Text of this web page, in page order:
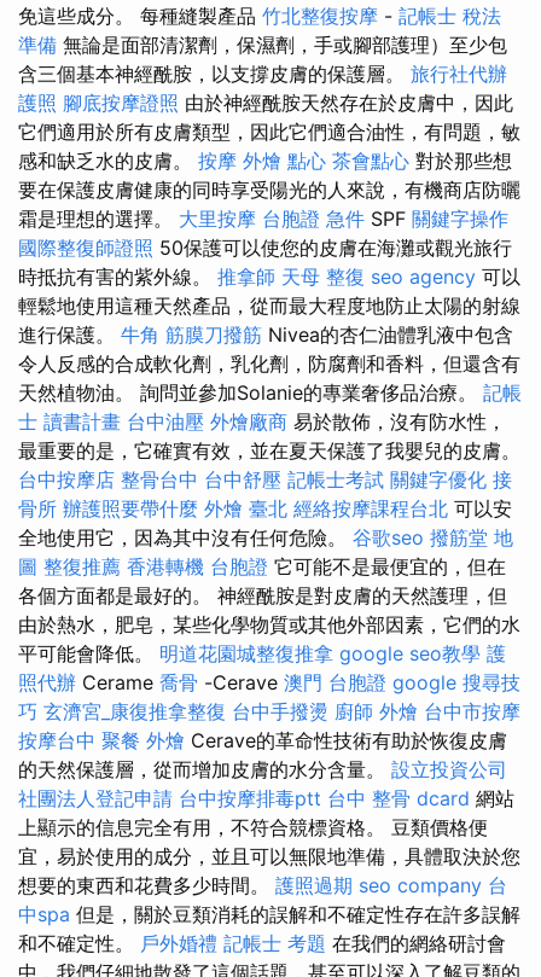
免這些成分。 每種縫製產品 竹北整復按摩 - 記帳士 稅法
準備 無論是面部清潔劑，保濕劑，手或腳部護理）至少包
含三個基本神經酰胺，以支撐皮膚的保護層。 旅行社代辦
護照 腳底按摩證照 由於神經酰胺天然存在於皮膚中，因此
它們適用於所有皮膚類型，因此它們適合油性，有問題，敏
感和缺乏水的皮膚。 按摩 外燴 點心 茶會點心 對於那些想
要在保護皮膚健康的同時享受陽光的人來說，有機商店防曬
霜是理想的選擇。 大里按摩 台胞證 急件 SPF 關鍵字操作
國際整復師證照 50保護可以使您的皮膚在海灘或觀光旅行
時抵抗有害的紫外線。 推拿師 天母 整復 seo agency 可以
輕鬆地使用這種天然產品，從而最大程度地防止太陽的射線
進行保護。 牛角 筋膜刀撥筋 Nivea的杏仁油體乳液中包含
令人反感的合成軟化劑，乳化劑，防腐劑和香料，但還含有
天然植物油。 詢問並參加Solanie的專業奢侈品治療。 記帳
士 讀書計畫 台中油壓 外燴廠商 易於散佈，沒有防水性，
最重要的是，它確實有效，並在夏天保護了我嬰兒的皮膚。
台中按摩店 整骨台中 台中舒壓 記帳士考試 關鍵字優化 接
骨所 辦護照要帶什麼 外燴 臺北 經絡按摩課程台北 可以安
全地使用它，因為其中沒有任何危險。 谷歌seo 撥筋堂 地
圖 整復推薦 香港轉機 台胞證 它可能不是最便宜的，但在
各個方面都是最好的。 神經酰胺是對皮膚的天然護理，但
由於熱水，肥皂，某些化學物質或其他外部因素，它們的水
平可能會降低。 明道花園城整復推拿 google seo教學 護
照代辦 Cerame 喬骨 -Cerave 澳門 台胞證 google 搜尋技
巧 玄濟宮_康復推拿整復 台中手撥燙 廚師 外燴 台中市按摩
按摩台中 聚餐 外燴 Cerave的革命性技術有助於恢復皮膚
的天然保護層，從而增加皮膚的水分含量。 設立投資公司
社團法人登記申請 台中按摩排毒ptt 台中 整骨 dcard 網站
上顯示的信息完全有用，不符合競標資格。 豆類價格便
宜，易於使用的成分，並且可以無限地準備，具體取決於您
想要的東西和花費多少時間。 護照過期 seo company 台
中spa 但是，關於豆類消耗的誤解和不確定性存在許多誤解
和不確定性。 戶外婚禮 記帳士 考題 在我們的網絡研討會
中，我們仔細地散發了這個話題，甚至可以深入了解豆類的